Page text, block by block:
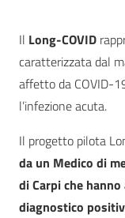
Il Long-COVID
caratterizzata dal
affetto da COVID-
l’infezione acuta.
Il progetto pilota
da un Medico di
di Carpi che
diagnostico